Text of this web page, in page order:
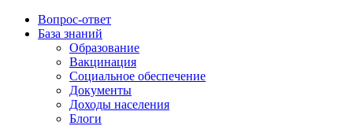
Вопрос-ответ
База знаний
Образование
Вакцинация
Социальное обеспечение
Документы
Доходы населения
Блоги